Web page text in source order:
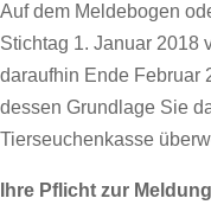
Auf dem Meldebogen
Stichtag 1. Januar 2018
daraufhin Ende Februar
dessen Grundlage Sie
Tierseuchenkasse
Ihre Pflicht zur